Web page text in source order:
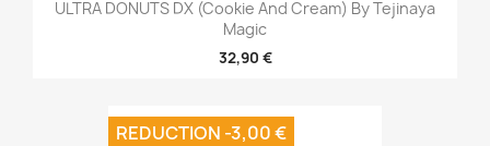
ULTRA DONUTS DX (Cookie And Cream) By Tejinaya
Magic
32,90 €
REDUCTION -3,00 €